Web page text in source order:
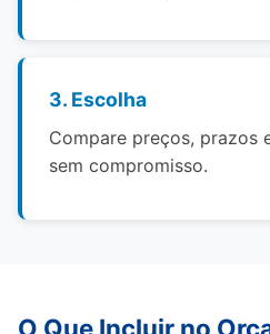
3. Escolha
Compare preços, prazos
sem compromisso.
O Que Incluir no